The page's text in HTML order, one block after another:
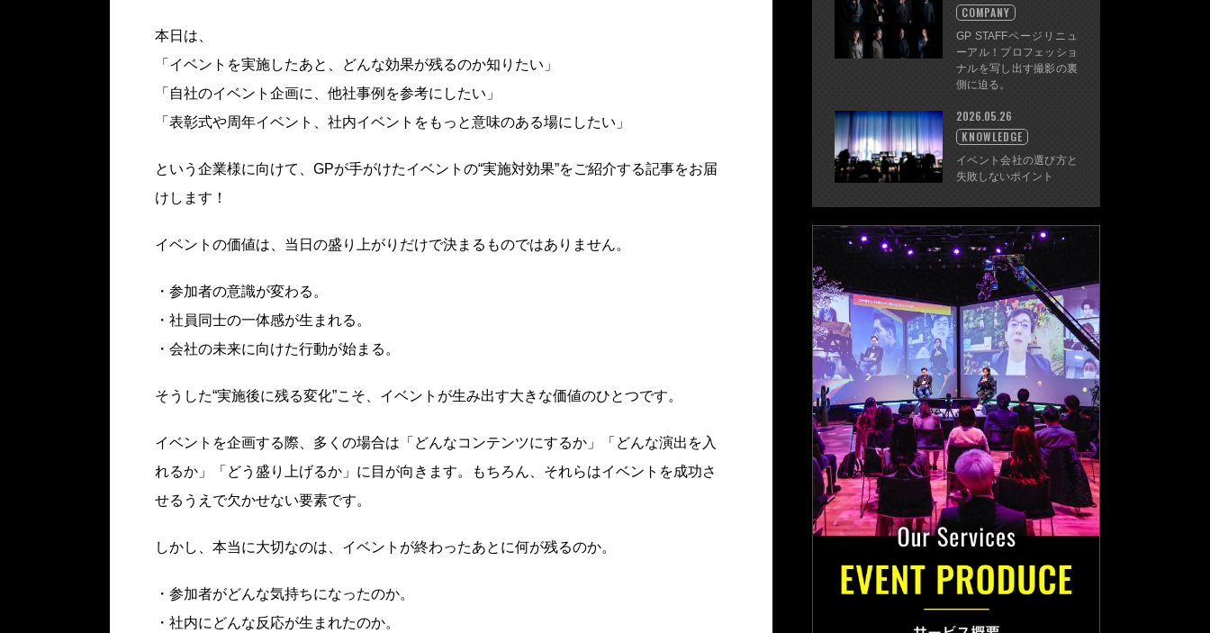
本日は、
「イベントを実施したあと、どんな効果が残るのか知りたい」
「自社のイベント企画に、他社事例を参考にしたい」
「表彰式や周年イベント、社内イベントをもっと意味のある場にしたい」
という企業様に向けて、GPが手がけたイベントの“実施対効果”をご紹介する記事をお届
けします！
イベントの価値は、当日の盛り上がりだけで決まるものではありません。
・参加者の意識が変わる。
・社員同士の一体感が生まれる。
・会社の未来に向けた行動が始まる。
そうした“実施後に残る変化”こそ、イベントが生み出す大きな価値のひとつです。
イベントを企画する際、多くの場合は「どんなコンテンツにするか」「どんな演出を入
れるか」「どう盛り上げるか」に目が向きます。もちろん、それらはイベントを成功さ
せるうえで欠かせない要素です。
しかし、本当に大切なのは、イベントが終わったあとに何が残るのか。
・参加者がどんな気持ちになったのか。
・社内にどんな反応が生まれたのか。
GP STAFFページリニュ
ーアル！プロフェッショ
ナルを写し出す撮影の裏
側に迫る。
COMPANY
イベント会社の選び方と
失敗しないポイント
2026.05.26
KNOWLEDGE